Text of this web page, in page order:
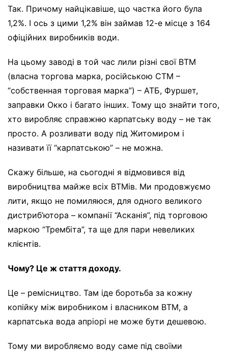
Так. Причому найцікавіше, що частка його була
1,2%. І ось з цими 1,2% він займав 12-е місце з 164
офіційних виробників води.
На цьому заводі в той час лили різні свої ВТМ
(власна торгова марка, російською СТМ –
“собственная торговая марка”) – АТБ, Фуршет,
заправки Окко і багато інших. Тому що знайти того,
хто виробляє справжню карпатську воду – не так
просто. А розливати воду під Житомиром і
називати її “карпатською” – не можна.
Скажу більше, на сьогодні я відмовився від
виробництва майже всіх ВТМів. Ми продовжуємо
лити, якщо не помиляюся, для одного великого
дистриб’ютора – компанії “Асканія”, під торговою
маркою “Трембіта”, та ще для пари невеликих
клієнтів.
Чому? Це ж стаття доходу.
Це – ремісництво. Там іде боротьба за кожну
копійку між виробником і власником ВТМ, а
карпатська вода апріорі не може бути дешевою.
Тому ми виробляємо воду саме під своїми